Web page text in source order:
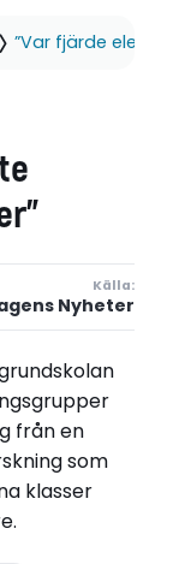
”Var fjärde elev
Källa:
Nyheter
från en
som
klasser